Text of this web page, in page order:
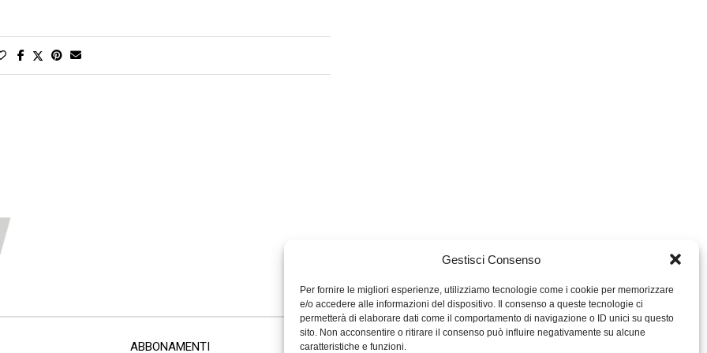
Gestisci Consenso
Per fornire le migliori esperienze, utilizziamo tecnologie come i cookie per memorizzare
e/o accedere alle informazioni del dispositivo. Il consenso a queste tecnologie ci
permetterà di elaborare dati come il comportamento di navigazione o ID unici su questo
sito. Non acconsentire o ritirare il consenso può influire negativamente su alcune
caratteristiche e funzioni.
ABBONAMENTI MIGROS TICINO